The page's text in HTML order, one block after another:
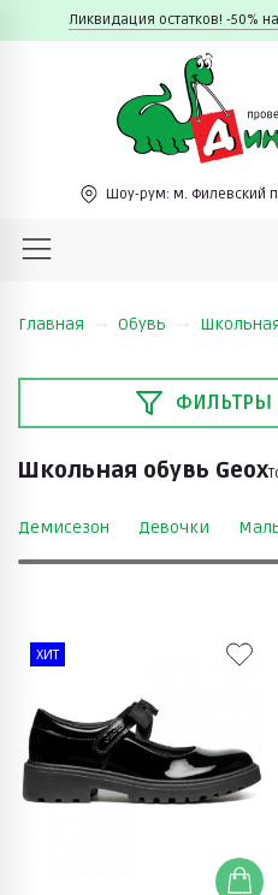
Ликвидация остатков! -50%
Шоу-рум: м. Филевский
Главная Обувь
ФИЛЬТРЫ
Школьная обувь Geox
Демисезон Девочки
ХИТ